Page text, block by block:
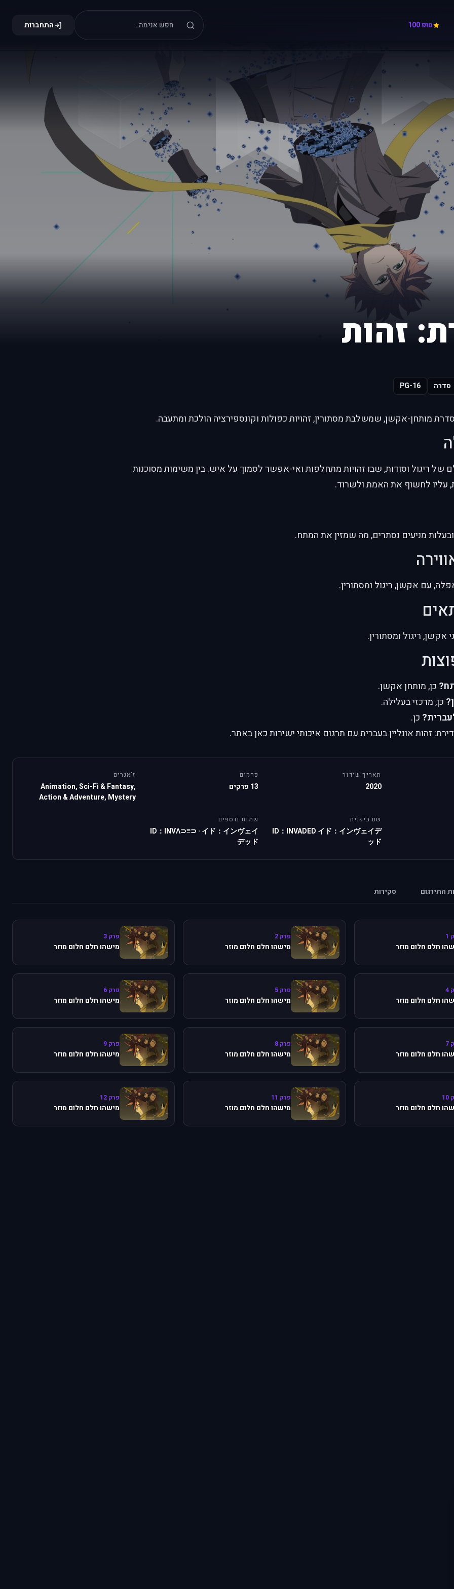
טופ 100 התחברות
זהות
סדרה PG-16
מותחן-אקשן, שמשלבת מסתורין, זהויות כפולות וקונספירציה הולכת ומתעבה.
של ריגול וסודות, שבו זהויות מתחלפות ואי-אפשר לסמוך על איש. בין משימות מסוכנות
עליו לחשוף את האמת ולשרוד.
ובעלות מניעים נסתרים, מה שמזין את המתח.
עם אקשן, ריגול ומסתורין.
אקשן, ריגול ומסתורין.
כן, מותחן אקשן.
כן, מרכזי בעלילה.
כן.
זהות אונליין בעברית עם תרגום איכותי ישירות כאן באתר.
תאריך שידור
2020
פרקים
13 פרקים
ז'אנרים
Animation, Sci-Fi & Fantasy,
Action & Adventure, Mystery
שם ביפנית
ID：INVADED イド：インヴェイデ
ッド
שמות נוספים
ID：INVΛ⊃≡⊃ · イド：インヴェイ
デッド
התירגום סקירות
חלם חלום מוזר
פרק 2
מישהו חלם חלום מוזר
פרק 3
מישהו חלם חלום מוזר
חלם חלום מוזר
פרק 5
מישהו חלם חלום מוזר
פרק 6
מישהו חלם חלום מוזר
חלם חלום מוזר
פרק 8
מישהו חלם חלום מוזר
פרק 9
מישהו חלם חלום מוזר
חלם חלום מוזר
פרק 11
מישהו חלם חלום מוזר
פרק 12
מישהו חלם חלום מוזר